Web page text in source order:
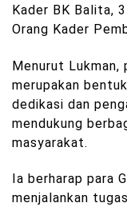
Kader BK Balita,
Orang Kader
Menurut Lukman,
merupakan
dedikasi dan
mendukung
masyarakat.
Ia berharap para
menjalankan